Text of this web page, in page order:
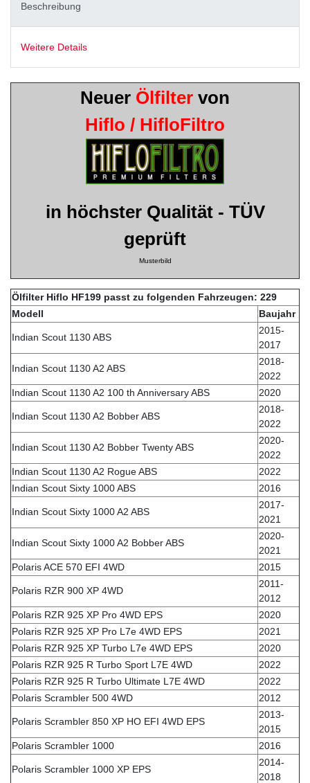
Beschreibung
Weitere Details
Neuer Ölfilter von
Hiflo / HifloFiltro
in höchster Qualität - TÜV
geprüft
Musterbild
Ölfilter Hiflo HF199 passt zu folgenden Fahrzeugen: 229
Modell
Baujahr
Indian Scout 1130 ABS
2015-
2017
Indian Scout 1130 A2 ABS
2018-
2022
Indian Scout 1130 A2 100 th Anniversary ABS
2020
Indian Scout 1130 A2 Bobber ABS
2018-
2022
Indian Scout 1130 A2 Bobber Twenty ABS
2020-
2022
Indian Scout 1130 A2 Rogue ABS
2022
Indian Scout Sixty 1000 ABS
2016
Indian Scout Sixty 1000 A2 ABS
2017-
2021
Indian Scout Sixty 1000 A2 Bobber ABS
2020-
2021
Polaris ACE 570 EFI 4WD
2015
Polaris RZR 900 XP 4WD
2011-
2012
Polaris RZR 925 XP Pro 4WD EPS
2020
Polaris RZR 925 XP Pro L7e 4WD EPS
2021
Polaris RZR 925 XP Turbo L7e 4WD EPS
2020
Polaris RZR 925 R Turbo Sport L7E 4WD
2022
Polaris RZR 925 R Turbo Ultimate L7E 4WD
2022
Polaris Scrambler 500 4WD
2012
Polaris Scrambler 850 XP HO EFI 4WD EPS
2013-
2015
Polaris Scrambler 1000
2016
Polaris Scrambler 1000 XP EPS
2014-
2018